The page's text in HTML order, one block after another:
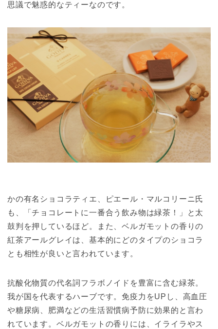
思議で魅惑的なティーなのです。
かの有名ショコラティエ、ピエール・マルコリーニ氏
も、「チョコレートに一番合う飲み物は緑茶！」と太
鼓判を押しているほど。また、ベルガモットの香りの
紅茶アールグレイは、基本的にどのタイプのショコラ
とも相性が良いと言われています。
抗酸化物質の代名詞フラボノイドを豊富に含む緑茶。
我が国を代表するハーブです。免疫力をUPし、高血圧
や糖尿病、肥満などの生活習慣病予防に効果的と言わ
れています。ベルガモットの香りには、イライラやス